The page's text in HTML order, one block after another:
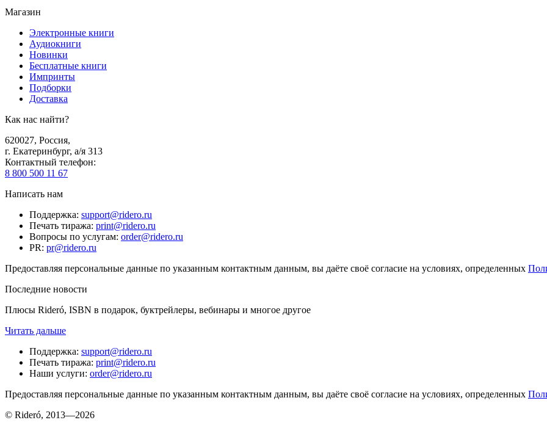
Магазин
Электронные книги
Аудиокниги
Новинки
Бесплатные книги
Импринты
Подборки
Доставка
Как нас найти?
620027, Россия,
г. Екатеринбург, а/я 313
Контактный телефон:
8 800 500 11 67
Написать нам
Поддержка: support@ridero.ru
Печать тиража: print@ridero.ru
Вопросы по услугам: order@ridero.ru
PR: pr@ridero.ru
Предоставляя персональные данные по указанным контактным данным, вы даёте своё согласие на условиях, определенных
Последние новости
Плюсы Rideró, ISBN в подарок, буктрейлеры, вебинары и многое другое
Читать дальше
Поддержка: support@ridero.ru
Печать тиража: print@ridero.ru
Наши услуги: order@ridero.ru
Предоставляя персональные данные по указанным контактным данным, вы даёте своё согласие на условиях, определенных
© Rideró, 2013—2026